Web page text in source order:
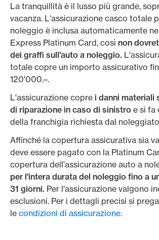
La tranquillità è il lusso più grande,
vacanza. L'assicurazione casco totale
noleggio è inclusa automaticamente
Express Platinum Card, così non
dei graffi sull'auto a noleggio.
totale copre un importo assicurativo
120'000.–.
L'assicurazione copre i danni materiali
di riparazione in caso di sinistro e si fa
della franchigia richiesta dal
Affinché la copertura assicurativa sia
deve essere pagato con la Platinum
copertura dell'assicurazione auto a
per l'intera durata del noleggio fino a
31 giorni. Per l'assicurazione valgono
esclusioni. Per i dettagli precisi si
le condizioni di assicurazione.